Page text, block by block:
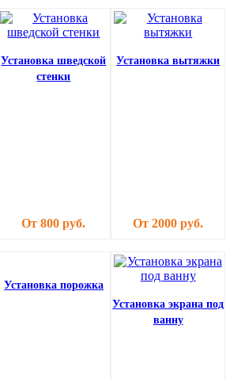
Установка шведской
стенки
От 800 руб.
Установка вытяжки
От 2000 руб.
Установка порожка
Установка экрана под
ванну